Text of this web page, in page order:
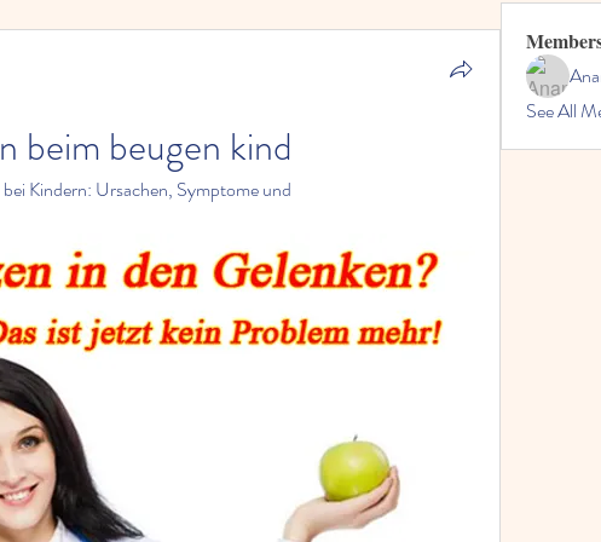
beim beugen kind
Kindern: Ursachen, Symptome und
See All